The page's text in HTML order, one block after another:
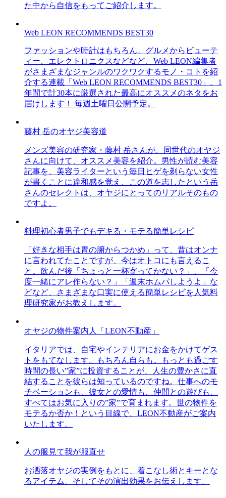
た中から自信をもってご紹介します。
Web LEON RECOMMENDS BEST30
ファッションや時計はもちろん、グルメからビューテ
ィー、エレクトロニクスなどなど、Web LEON編集者
がさまざまなジャンルのワクワクするモノ・コトを紹
介する連載「Web LEON RECOMMENDS BEST30」。1
年間で計30本に厳選された最高にオススメのネタをお
届けします！ 毎週土曜日公開予定。
藤村 岳のオヤジ美容道
メンズ美容の研究家・藤村 岳さんが、同世代のオヤジ
さんに向けて、オススメ美容を紹介。男性が読む美容
記事を、美容ライターという毎日ヒゲを剃らない女性
が書くことに違和感を覚え、この道を志したという岳
さんのセレクトは、オヤジにとってのリアルそのもの
ですよ。
料理初心者男子でもデキる・モテる簡単レシピ
「好きな相手は胃の腑からつかめ」って、昔はオンナ
に言われてたことですが、今はオトコにも言えるこ
と。飲んだ後「ちょっと一杯寄ってかない？」、「今
度一緒にアレ作らない？」「週末ホムパしようよ」な
どなど、さまざまな口実に使える簡単レシピを人気料
理研究家がお教えします。
オヤジの物件案内人「LEON不動産」
イタリアでは、自宅やインテリアにお金をかけてゲス
トをもてなします。もちろん自らも。もっとも過ごす
時間の長い”家”に投資することが、人生の豊かさに直
結することを彼らは知っているのですね。仕事へのモ
チベーションも、彼女との愛情も、仲間との遊びも、
すべてはお気に入りの”家”で育まれます。世の物件を
モテるか否か！という目線で、LEON不動産がご案内
いたします。
人の服見て我が服直せ
お洒落オヤジの実例をもとに、着こなし術とキーとな
るアイテム、そしてその演出効果をお伝えします。